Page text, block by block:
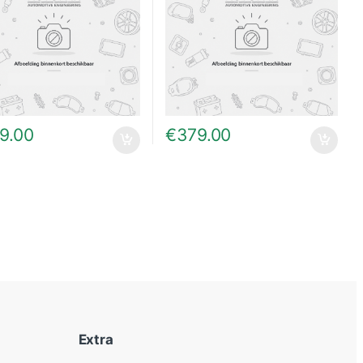
€379.00
Extra